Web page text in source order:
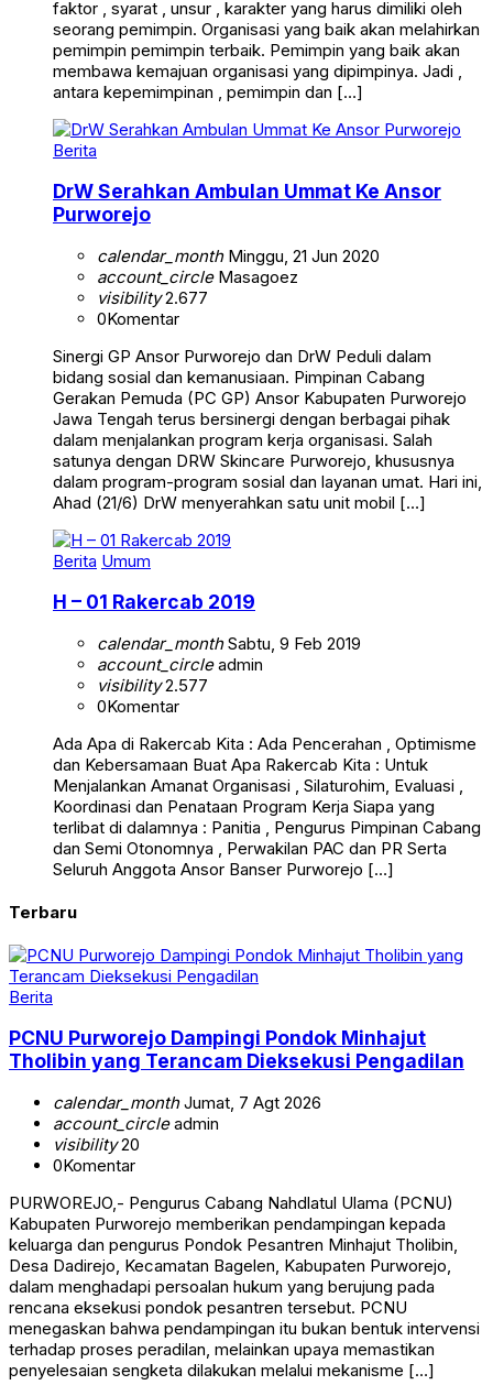
faktor , syarat , unsur , karakter yang harus dimiliki oleh
seorang pemimpin. Organisasi yang baik akan melahirkan
pemimpin pemimpin terbaik. Pemimpin yang baik akan
membawa kemajuan organisasi yang dipimpinya. Jadi ,
antara kepemimpinan , pemimpin dan […]
Berita
DrW Serahkan Ambulan Ummat Ke Ansor
Purworejo
calendar_monthMinggu, 21 Jun 2020
account_circleMasagoez
visibility2.677
0Komentar
Sinergi GP Ansor Purworejo dan DrW Peduli dalam
bidang sosial dan kemanusiaan. Pimpinan Cabang
Gerakan Pemuda (PC GP) Ansor Kabupaten Purworejo
Jawa Tengah terus bersinergi dengan berbagai pihak
dalam menjalankan program kerja organisasi. Salah
satunya dengan DRW Skincare Purworejo, khususnya
dalam program-program sosial dan layanan umat. Hari ini,
Ahad (21/6) DrW menyerahkan satu unit mobil […]
Berita Umum
H – 01 Rakercab 2019
calendar_monthSabtu, 9 Feb 2019
account_circleadmin
visibility2.577
0Komentar
Ada Apa di Rakercab Kita : Ada Pencerahan , Optimisme
dan Kebersamaan Buat Apa Rakercab Kita : Untuk
Menjalankan Amanat Organisasi , Silaturohim, Evaluasi ,
Koordinasi dan Penataan Program Kerja Siapa yang
terlibat di dalamnya : Panitia , Pengurus Pimpinan Cabang
dan Semi Otonomnya , Perwakilan PAC dan PR Serta
Seluruh Anggota Ansor Banser Purworejo […]
Terbaru
Berita
PCNU Purworejo Dampingi Pondok Minhajut
Tholibin yang Terancam Dieksekusi Pengadilan
calendar_monthJumat, 7 Agt 2026
account_circleadmin
visibility20
0Komentar
PURWOREJO,- Pengurus Cabang Nahdlatul Ulama (PCNU)
Kabupaten Purworejo memberikan pendampingan kepada
keluarga dan pengurus Pondok Pesantren Minhajut Tholibin,
Desa Dadirejo, Kecamatan Bagelen, Kabupaten Purworejo,
dalam menghadapi persoalan hukum yang berujung pada
rencana eksekusi pondok pesantren tersebut. PCNU
menegaskan bahwa pendampingan itu bukan bentuk intervensi
terhadap proses peradilan, melainkan upaya memastikan
penyelesaian sengketa dilakukan melalui mekanisme […]